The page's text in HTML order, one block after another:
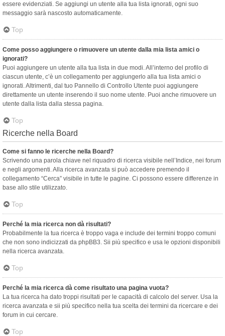
essere evidenziati. Se aggiungi un utente alla tua lista ignorati, ogni suo
messaggio sarà nascosto automaticamente.
Top
Come posso aggiungere o rimuovere un utente dalla mia lista amici o
ignorati?
Puoi aggiungere un utente alla tua lista in due modi. All’interno del profilo di
ciascun utente, c’è un collegamento per aggiungerlo alla tua lista amici o
ignorati. Altrimenti, dal tuo Pannello di Controllo Utente puoi aggiungere
direttamente un utente inserendo il suo nome utente. Puoi anche rimuovere un
utente dalla lista dalla stessa pagina.
Top
Ricerche nella Board
Come si fanno le ricerche nella Board?
Scrivendo una parola chiave nel riquadro di ricerca visibile nell’Indice, nei forum
e negli argomenti. Alla ricerca avanzata si può accedere premendo il
collegamento “Cerca” visibile in tutte le pagine. Ci possono essere differenze in
base allo stile utilizzato.
Top
Perché la mia ricerca non dà risultati?
Probabilmente la tua ricerca è troppo vaga e include dei termini troppo comuni
che non sono indicizzati da phpBB3. Sii più specifico e usa le opzioni disponibili
nella ricerca avanzata.
Top
Perché la mia ricerca dà come risultato una pagina vuota?
La tua ricerca ha dato troppi risultati per le capacità di calcolo del server. Usa la
ricerca avanzata e sii più specifico nella tua scelta dei termini da ricercare e dei
forum in cui cercare.
Top